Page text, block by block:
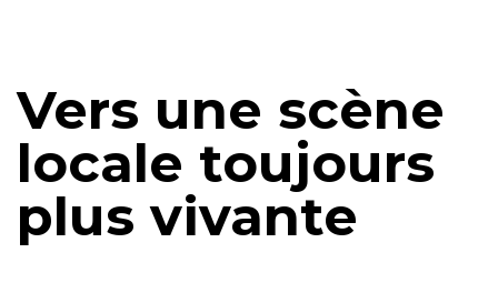
Vers une scène
locale toujours
plus vivante